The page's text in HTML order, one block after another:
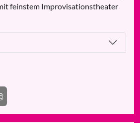
feinstem Improvisationstheater